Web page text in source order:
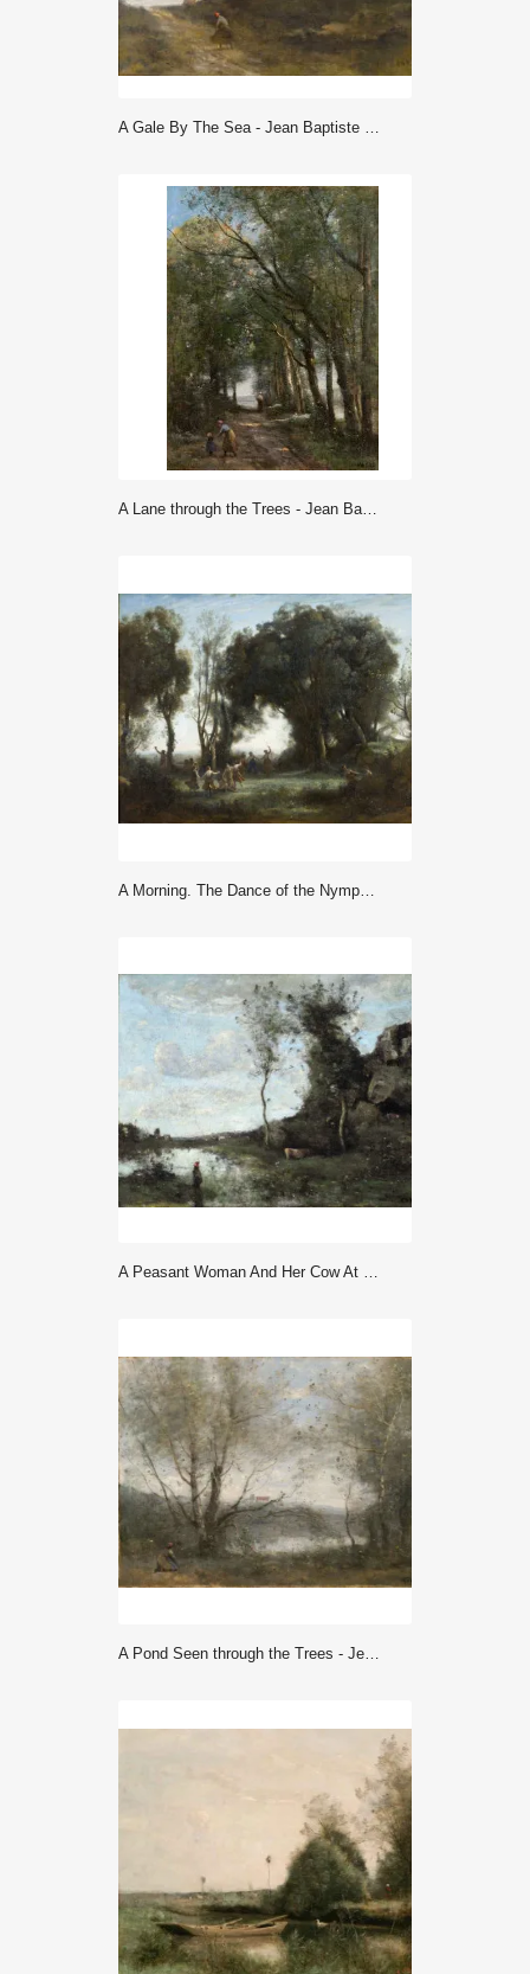
A Gale By The Sea - Jean Baptiste Camille Corot
A Lane through the Trees - Jean Baptiste Camille Corot
A Morning. The Dance of the Nymphs (circa 1850) - Jean Baptiste Camille Corot
A Peasant Woman And Her Cow At The Pond With A View Of A Village (ca ... - Corot
A Pond Seen through the Trees - Jean Baptiste Camille Corot